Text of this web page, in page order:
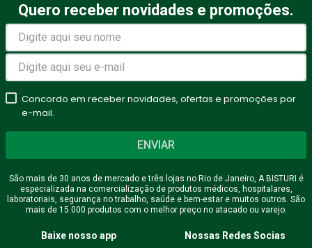
Avalie o produto de 1 a 5
estrelas
★★★★★
Seu nome
Endereço de email
Quero receber novidades e promoções.
Concordo em receber novidades, ofertas e promoções por
e-mail.
ENVIAR
São mais de 30 anos de mercado e três lojas no Rio de Janeiro, A BISTURI é
especializada na comercialização de produtos médicos, hospitalares,
laboratoriais, segurança no trabalho, saúde e bem-estar e muitos outros. São
mais de 15.000 produtos com o melhor preço no atacado ou varejo.
Baixe nosso app Nossas Redes Socias